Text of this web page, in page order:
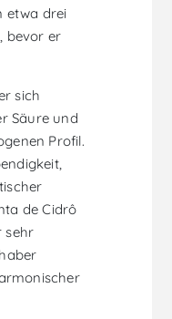
etwa drei
bevor er
sich
Säure und
Profil.
de Cidrô
sehr